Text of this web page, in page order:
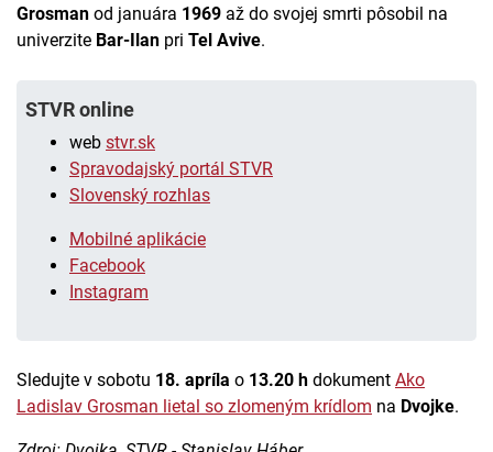
Grosman od januára 1969 až do svojej smrti pôsobil na
univerzite Bar-Ilan pri Tel Avive.
STVR online
web stvr.sk
Spravodajský portál STVR
Slovenský rozhlas
Mobilné aplikácie
Facebook
Instagram
Sledujte v sobotu 18. apríla o 13.20 h dokument Ako
Ladislav Grosman lietal so zlomeným krídlom na Dvojke.